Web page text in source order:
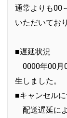
通常よりも00
いただいてお
■遅延状況
0000年00月
生しました。
■キャンセル
配送遅延に